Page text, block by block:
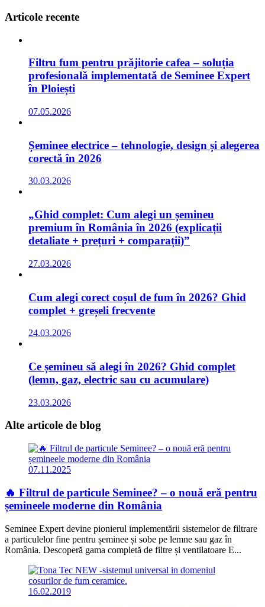
Articole recente
Filtru fum pentru prăjitorie cafea – soluția
profesională implementată de Seminee Expert
în Ploiești
07.05.2026
Șeminee electrice – tehnologie, design și alegerea
corectă în 2026
30.03.2026
„Ghid complet: Cum alegi un șemineu
premium în România în 2026 (explicații
detaliate + prețuri + comparații)”
27.03.2026
Cum alegi corect coșul de fum în 2026? Ghid
complet + greșeli frecvente
24.03.2026
Ce șemineu să alegi în 2026? Ghid complet
(lemn, gaz, electric sau cu acumulare)
23.03.2026
Alte articole de blog
07.11.2025
🔥 Filtrul de particule Seminee? – o nouă eră pentru
șemineele moderne din România
Seminee Expert devine pionierul implementării sistemelor de filtrare
a particulelor fine pentru șeminee și sobe pe lemne sau gaz în
România. Descoperă gama completă de filtre și ventilatoare E...
16.02.2019